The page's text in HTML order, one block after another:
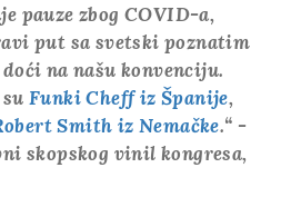
pauze zbog COVID-a,
put sa svetski poznatim
na našu konvenciju.
Funki Cheff iz Španije,
Smith iz Nemačke.“ -
skopskog vinil kongresa,